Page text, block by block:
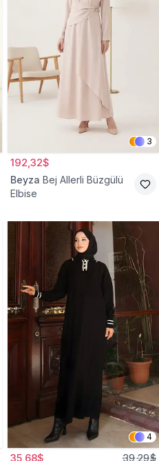
3
192,32$
Beyza Bej Allerli Büzgülü
Elbise
4
35,68$ 39,29$